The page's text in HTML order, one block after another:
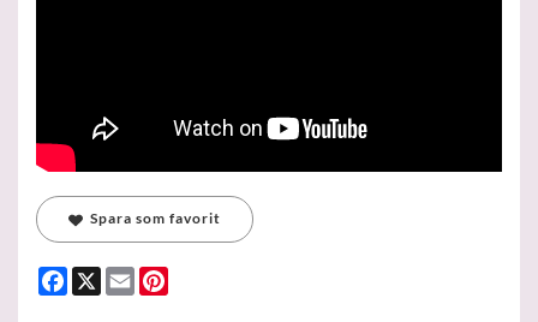
Spara som favorit
Facebook
X Email